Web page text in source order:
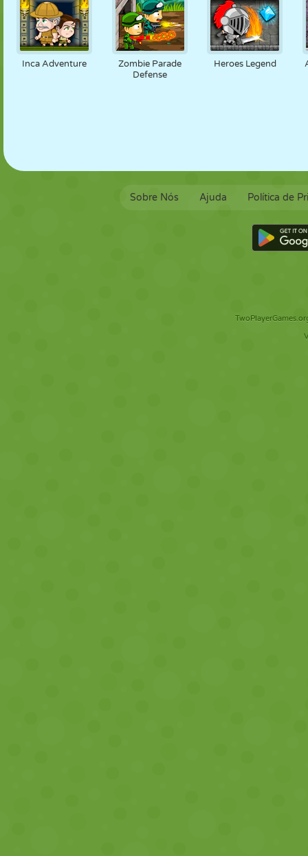
ESTRATÉGIA ACROBACIA TANQUE TÊNIS
JOGO DA
VELHA
Inca Adventure
Zombie Parade
Defense
Heroes Legend
Sobre Nós Ajuda Política de